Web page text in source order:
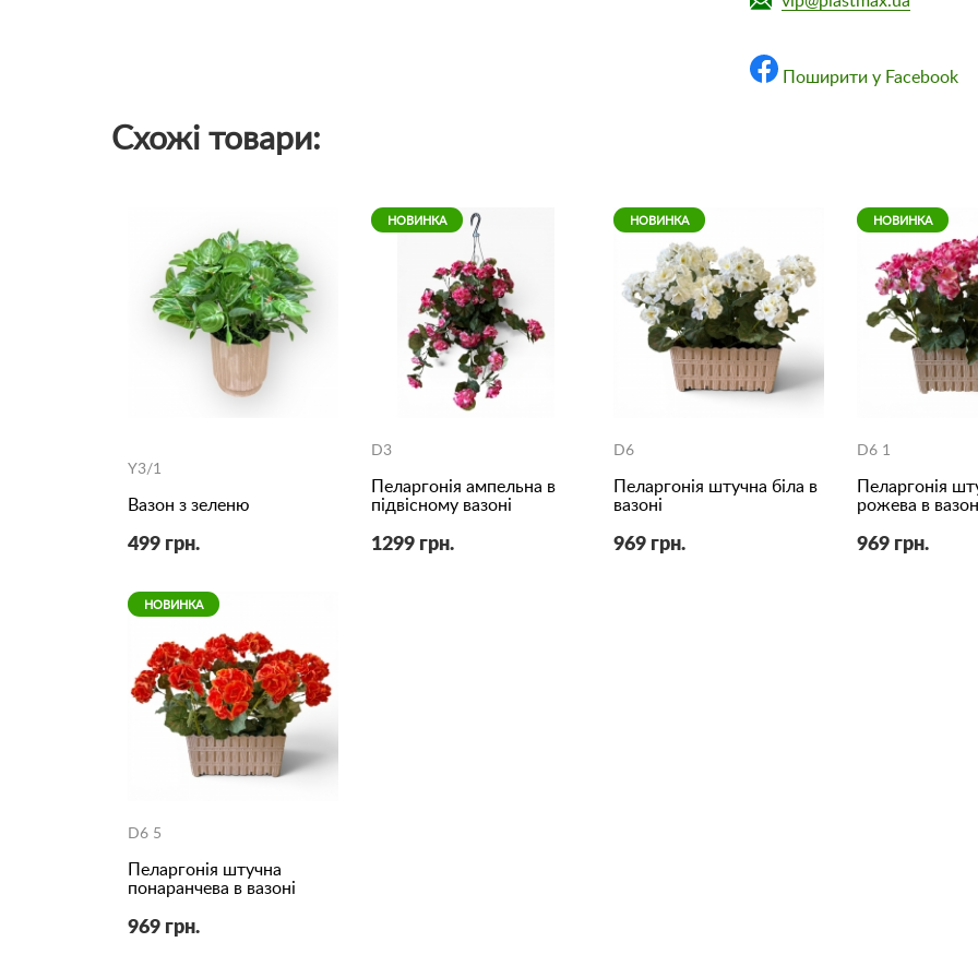
Поширити у Facebook
Схожі товари:
Y3/1
Вазон з зеленю
499 грн.
НОВИНКА
D3
Пеларгонія ампельна в
підвісному вазоні
1299 грн.
НОВИНКА
D6
Пеларгонія штучна біла в
вазоні
969 грн.
НОВИНКА
D6 1
Пеларгонія
рожева в
969 грн.
НОВИНКА
D6 5
Пеларгонія штучна
понаранчева в вазоні
969 грн.